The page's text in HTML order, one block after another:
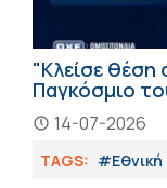
"Κλείσε θέση
Παγκόσμιο
14-07-2026
TAGS: